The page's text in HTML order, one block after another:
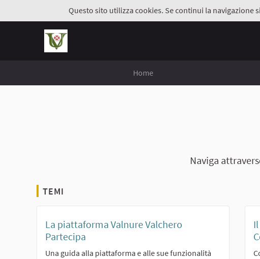
Questo sito utilizza cookies. Se continui la
Home
Naviga
TEMI
La piattaforma Valnure Valchero
Partecipa
Una guida alla piattaforma e alle sue funzionalità